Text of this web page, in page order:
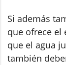
Si además
que ofrece el
que el agua
también